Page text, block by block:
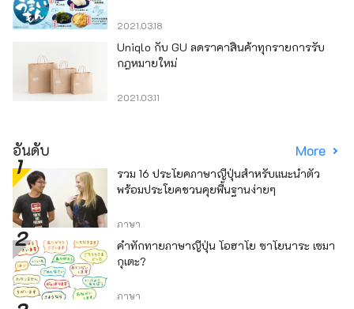
2021.03.18
Uniqlo กับ GU ลดราคาสินค้าทุกรายการรับ
กฎหมายใหม่
2021.03.11
อันดับ More
รวม 16 ประโยคภาษาญี่ปุ่นสำหรับแนะนำตัว
พร้อมประโยคชวนคุยพื้นฐานง่ายๆ
ภาษา
คำทักทายภาษาญี่ปุ่น โอฮาโย ซาโยนาระ เซมา
กุเตะ?
ภาษา